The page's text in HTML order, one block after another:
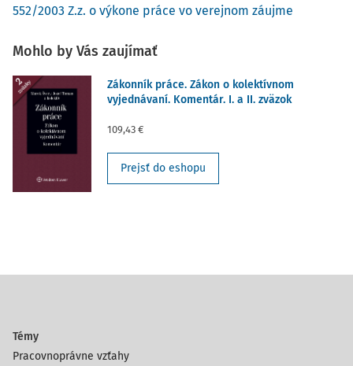
552/2003 Z.z. o výkone práce vo verejnom záujme
Mohlo by Vás zaujímať
Zákonník práce. Zákon o kolektívnom
vyjednávaní. Komentár. I. a II. zväzok
109,43 €
Prejsť do eshopu
Témy
Pracovnoprávne vzťahy